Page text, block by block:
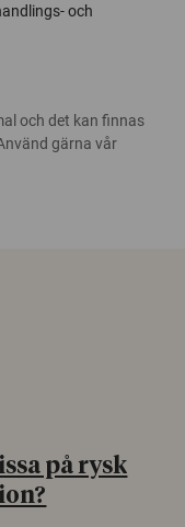
och
och det kan finnas
gärna vår
på rysk